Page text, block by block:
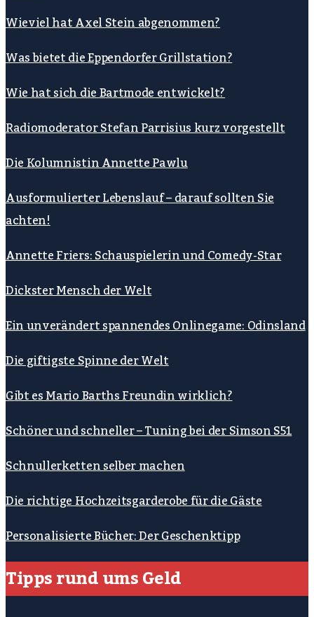
Wieviel hat Axel Stein abgenommen?
Was bietet die Eppendorfer Grillstation?
Wie hat sich die Bartmode entwickelt?
Radiomoderator Stefan Parrisius kurz vorgestellt
Die Kolumnistin Annette Pawlu
Ausformulierter Lebenslauf – darauf sollten Sie
achten!
Annette Friers: Schauspielerin und Comedy-Star
Dickster Mensch der Welt
Ein unverändert spannendes Onlinegame: Odinsland
Die giftigste Spinne der Welt
Gibt es Mario Barths Freundin wirklich?
Schöner und schneller – Tuning bei der Simson S51
Schnullerketten selber machen
Die richtige Hochzeitsgarderobe für die Gäste
Personalisierte Bücher: Der Geschenktipp
Tipps rund ums Geld